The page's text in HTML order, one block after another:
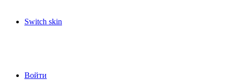
Switch skin
Войти